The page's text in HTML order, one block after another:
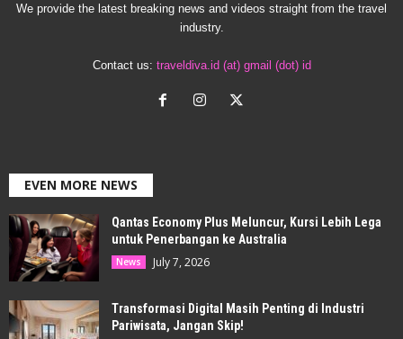
We provide the latest breaking news and videos straight from the travel
industry.
Contact us: traveldiva.id (at) gmail (dot) id
EVEN MORE NEWS
Qantas Economy Plus Meluncur, Kursi Lebih Lega
untuk Penerbangan ke Australia
News July 7, 2026
Transformasi Digital Masih Penting di Industri
Pariwisata, Jangan Skip!